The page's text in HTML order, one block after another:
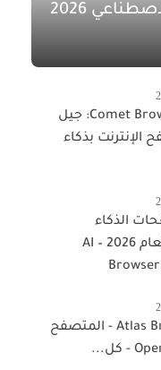
حرب المتصفحات بالذكاء الاصطناعي 2026
متصفح Comet Browser: جيل
الإنترنت بذكاء
الذكاء
الاصطناعي لعام 2026 – AI
Atlas Browser 2026 - المتصفح